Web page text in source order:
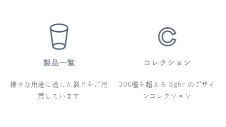
様々な用途に適した製品をご用
意しています
300種を超える Sghr のデザイ
ンコレクション